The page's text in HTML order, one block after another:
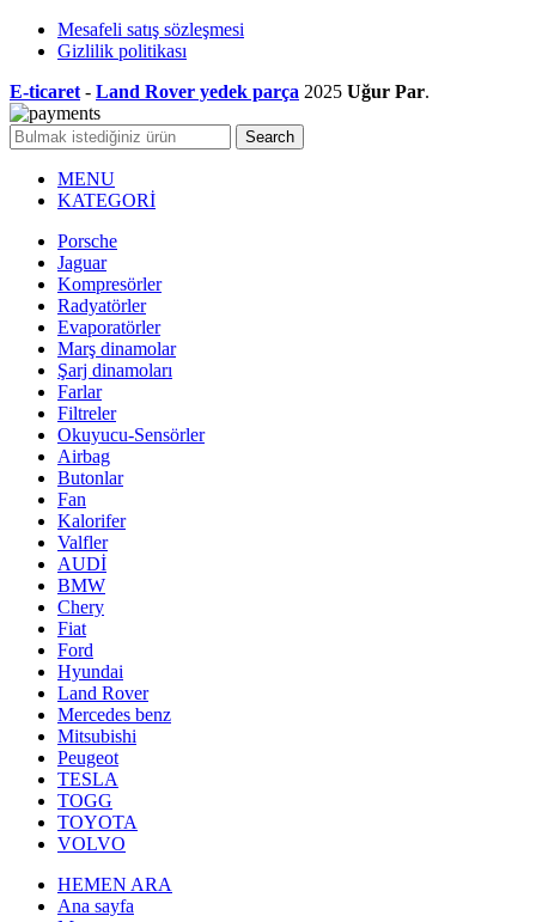
Mesafeli satış sözleşmesi
Gizlilik politikası
E-ticaret - Land Rover yedek parça 2025 Uğur Par.
Search
MENU
KATEGORİ
Porsche
Jaguar
Kompresörler
Radyatörler
Evaporatörler
Marş dinamolar
Şarj dinamoları
Farlar
Filtreler
Okuyucu-Sensörler
Airbag
Butonlar
Fan
Kalorifer
Valfler
AUDİ
BMW
Chery
Fiat
Ford
Hyundai
Land Rover
Mercedes benz
Mitsubishi
Peugeot
TESLA
TOGG
TOYOTA
VOLVO
HEMEN ARA
Ana sayfa